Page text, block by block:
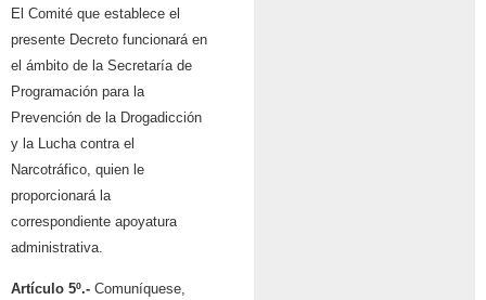
El Comité que establece el
presente Decreto funcionará en
el ámbito de la Secretaría de
Programación para la
Prevención de la Drogadicción
y la Lucha contra el
Narcotráfico, quien le
proporcionará la
correspondiente apoyatura
administrativa.
Artículo 5º.- Comuníquese,